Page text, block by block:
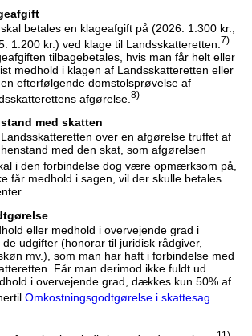
betales en klageafgift på (2026: 1.300 kr.;
1.200 kr.) ved klage til Landsskatteretten. 7)
tilbagebetales, hvis man får helt eller
medhold i klagen af Landsskatteretten eller
efterfølgende domstolsprøvelse af
afgørelse. 8)
med skatten
over en afgørelse truffet af
med den skat, som afgørelsen
i den forbindelse dog være opmærksom på,
får medhold i sagen, vil der skulle betales
eller medhold i overvejende grad i
udgifter (honorar til juridisk rådgiver,
mv.), som man har haft i forbindelse med
Får man derimod ikke fuldt ud
i overvejende grad, dækkes kun 50% af
Omkostningsgodtgørelse i skattesag